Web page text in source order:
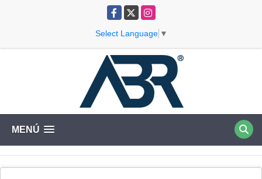
Facebook
X Instagram
Select Language ▼
MENÚ